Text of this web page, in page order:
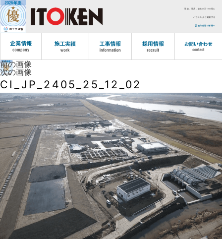
社会、社員、会社の三つの社に
バランスよく貢献する
協力会社の皆様へ
前の画像
次の画像
CI_JP_2405_25_12_02